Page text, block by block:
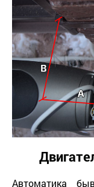
Автоматика